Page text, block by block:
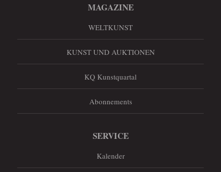
MAGAZINE
WELTKUNST
KUNST UND AUKTIONEN
KQ Kunstquartal
Abonnements
SERVICE
Kalender